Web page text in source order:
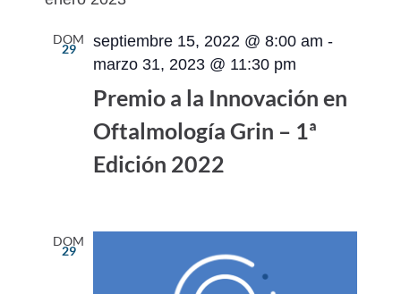
de
Eventos
DOM
29 septiembre 15, 2022 @ 8:00 am -
marzo 31, 2023 @ 11:30 pm
Premio a la Innovación en
Oftalmología Grin – 1ª
Edición 2022
DOM
29